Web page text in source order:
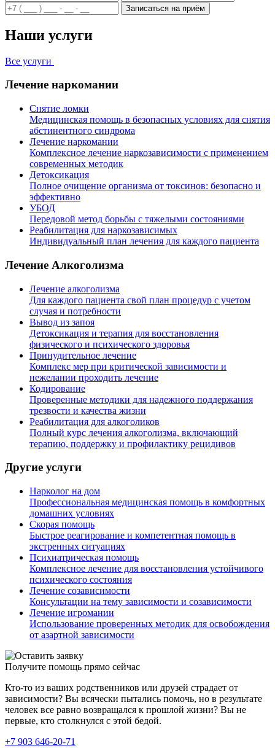
Записаться на приём
Наши услуги
Все услуги
Лечение наркомании
Снятие ломки
Медицинская помощь в безопасных условиях для снятия
абстинентного синдрома
Лечение наркомании
Комплексное лечение наркозависимости с применением
современных методик
Детоксикация
Полное очищение организма от токсинов: безопасно и
эффективно
УБОД
Передовой метод борьбы с тяжелыми состояниями
Реабилитация для наркозависимых
Индивидуальный план лечения для каждого пациента
Лечение Алкоголизма
Лечение алкоголизма
Для каждого пациента свой план процедур с учетом
случая и потребности
Вывод из запоя
Детоксикация и терапия для восстановления
физического и психического здоровья
Принудительное лечение
Комплекс мер при критической зависимости и
нежелании проходить лечение
Кодирование
Проверенные методики для надежного поддержания
трезвости и качества жизни
Реабилитация для алкоголиков
Полный курс лечения алкоголизма, включающий
терапию, поддержку и профилактику рецидивов
Другие услуги
Нарколог на дом
Профессиональная медицинская помощь в комфортных
домашних условиях
Скорая помощь
Быстрое реагирование и компетентная помощь в
экстренных ситуациях
Психиатрическая помощь
Комплексное лечение для восстановления устойчивого
психического состояния
Лечение созависимости
Консультации на тему зависимости и созависимости
Лечение игромании
Использование проверенных методик для освобождения
от азартной зависимости
Получите помощь прямо сейчас
Кто-то из ваших родственников или друзей страдает от
зависимости? Вы всячески пытались помочь, но в результате
человек все равно возвращался к прошлой жизни? Вы не
первые, кто столкнулся с этой бедой.
+7 903 646-20-71